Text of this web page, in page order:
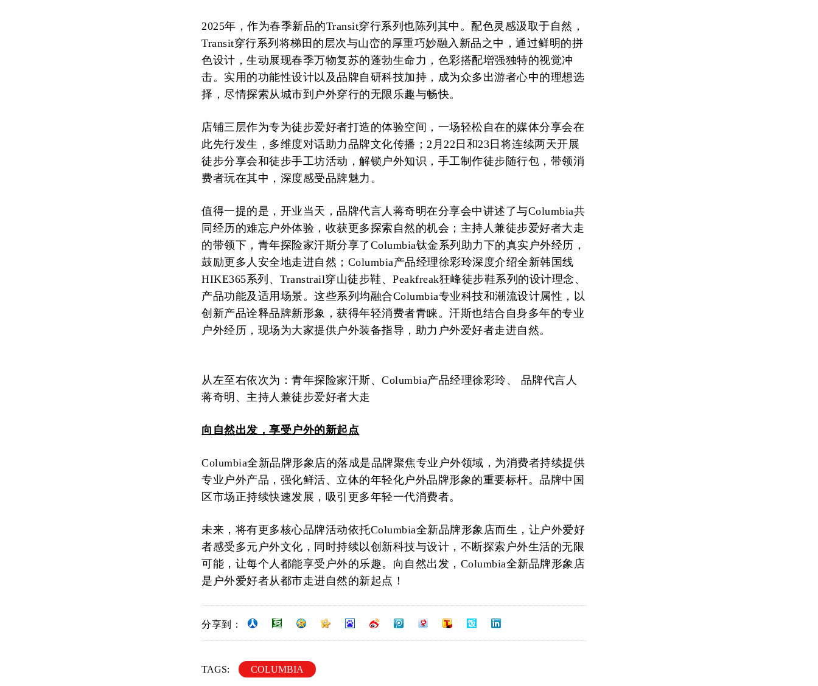
2025年，作为春季新品的Transit穿行系列也陈列其中。配色灵感汲取于自然，
Transit穿行系列将梯田的层次与山峦的厚重巧妙融入新品之中，通过鲜明的拼
色设计，生动展现春季万物复苏的蓬勃生命力，色彩搭配增强独特的视觉冲
击。实用的功能性设计以及品牌自研科技加持，成为众多出游者心中的理想选
择，尽情探索从城市到户外穿行的无限乐趣与畅快。
店铺三层作为专为徒步爱好者打造的体验空间，一场轻松自在的媒体分享会在
此先行发生，多维度对话助力品牌文化传播；2月22日和23日将连续两天开展
徒步分享会和徒步手工坊活动，解锁户外知识，手工制作徒步随行包，带领消
费者玩在其中，深度感受品牌魅力。
值得一提的是，开业当天，品牌代言人蒋奇明在分享会中讲述了与Columbia共
同经历的难忘户外体验，收获更多探索自然的机会；主持人兼徒步爱好者大走
的带领下，青年探险家汗斯分享了Columbia钛金系列助力下的真实户外经历，
鼓励更多人安全地走进自然；Columbia产品经理徐彩玲深度介绍全新韩国线
HIKE365系列、Transtrail穿山徒步鞋、Peakfreak狂峰徒步鞋系列的设计理念、
产品功能及适用场景。这些系列均融合Columbia专业科技和潮流设计属性，以
创新产品诠释品牌新形象，获得年轻消费者青睐。汗斯也结合自身多年的专业
户外经历，现场为大家提供户外装备指导，助力户外爱好者走进自然。
从左至右依次为：青年探险家汗斯、Columbia产品经理徐彩玲、 品牌代言人
蒋奇明、主持人兼徒步爱好者大走
向自然出发，享受户外的新起点
Columbia全新品牌形象店的落成是品牌聚焦专业户外领域，为消费者持续提供
专业户外产品，强化鲜活、立体的年轻化户外品牌形象的重要标杆。品牌中国
区市场正持续快速发展，吸引更多年轻一代消费者。
未来，将有更多核心品牌活动依托Columbia全新品牌形象店而生，让户外爱好
者感受多元户外文化，同时持续以创新科技与设计，不断探索户外生活的无限
可能，让每个人都能享受户外的乐趣。向自然出发，Columbia全新品牌形象店
是户外爱好者从都市走进自然的新起点！
分享到：
TAGS: COLUMBIA